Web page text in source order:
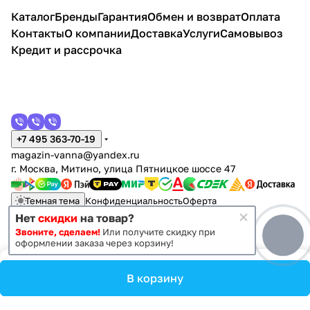
льны
й,
белы
льны
й,
белы
белый
гляне
ц
напол
ьный,
белый
подве
сной,
напо
льны
напол
ьный,
льны
й,
белый
ясень
вяз
швей
В корзину
КаталогБрендыГарантияОбмен и возвратОплата
КонтактыО компанииДоставкаУслугиСамовывоз
Кредит и рассрочка
+7 495 363-70-19
magazin-vanna@yandex.ru
г. Москва, Митино, улица Пятницкое шоссе 47
Темная тема КонфиденциальностьОферта
© 2011 - 2026 Vanna-vanna.ru
Нет скидки на товар?
Звоните, сделаем! Или получите скидку при
оформлении заказа через корзину!